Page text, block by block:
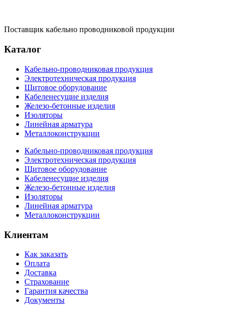
Поставщик кабельно проводниковой продукции
Каталог
Кабельно-проводниковая продукция
Электротехническая продукция
Щитовое оборудование
Кабеленесущие изделия
Железо-бетонные изделия
Изоляторы
Линейная арматура
Металлоконструкции
Кабельно-проводниковая продукция
Электротехническая продукция
Щитовое оборудование
Кабеленесущие изделия
Железо-бетонные изделия
Изоляторы
Линейная арматура
Металлоконструкции
Клиентам
Как заказать
Оплата
Доставка
Страхование
Гарантия качества
Документы